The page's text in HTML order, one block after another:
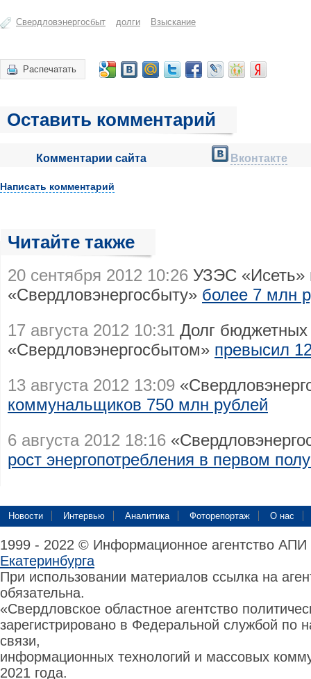
Свердловэнергосбыт долги Взыскание
Распечатать
Оставить комментарий
Комментарии сайта Вконтакте
Написать комментарий
Читайте также
20 сентября 2012 10:26 УЗЭС «Исеть»
«Свердловэнергосбыту» более 7 млн
17 августа 2012 10:31 Долг бюджетных
«Свердловэнергосбытом» превысил
13 августа 2012 13:09
коммунальщиков 750 млн рублей
6 августа 2012 18:16
рост энергопотребления в первом
Новости Интервью Аналитика Фоторепортаж О нас
1999 - 2022 © Информационное агентство
Екатеринбурга
При использовании материалов ссылка на
обязательна.
«Свердловское областное агентство
зарегистрировано в Федеральной службой по
связи,
информационных технологий и массовых
2021 года.